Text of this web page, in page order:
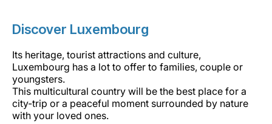
Discover Luxembourg
Its heritage, tourist attractions and culture,
Luxembourg has a lot to offer to families, couple or
youngsters.
This multicultural country will be the best place for a
city-trip or a peaceful moment surrounded by nature
with your loved ones.